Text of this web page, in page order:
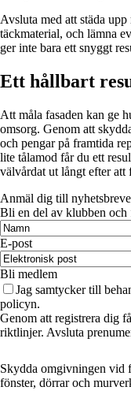
Avsluta med att städa
täckmaterial, och lämna
ger inte bara ett snyggt
Ett hållbart
Att måla fasaden kan ge
omsorg. Genom att
och pengar på framtida
lite tålamod får du ett
välvårdat ut långt efter att
Anmäl dig till
Bli en del av klubben
E-post
Bli medlem
Jag samtycker till
policyn.
Genom att registrera dig
riktlinjer. Avsluta
Skydda omgivningen vid
fönster, dörrar och